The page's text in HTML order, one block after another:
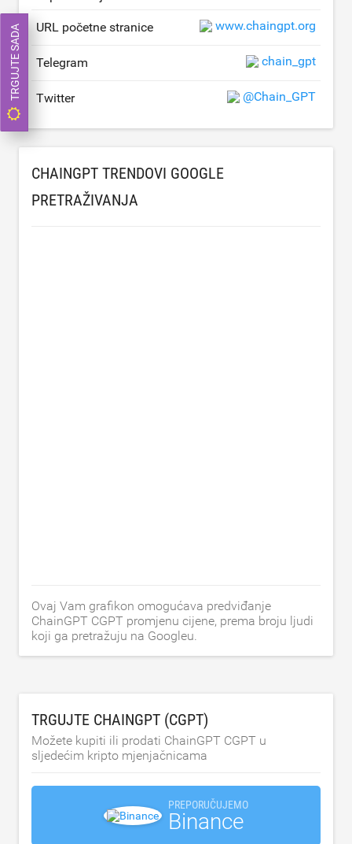
URL početne stranice www.chaingpt.org
Telegram chain_gpt
Twitter @Chain_GPT
CHAINGPT TRENDOVI GOOGLE
PRETRAŽIVANJA
Ovaj Vam grafikon omogućava predviđanje
ChainGPT CGPT promjenu cijene, prema broju ljudi
koji ga pretražuju na Googleu.
TRGUJTE CHAINGPT (CGPT)
Možete kupiti ili prodati ChainGPT CGPT u
sljedećim kripto mjenjačnicama
PREPORUČUJEMO
Binance
TRGUJTE SADA